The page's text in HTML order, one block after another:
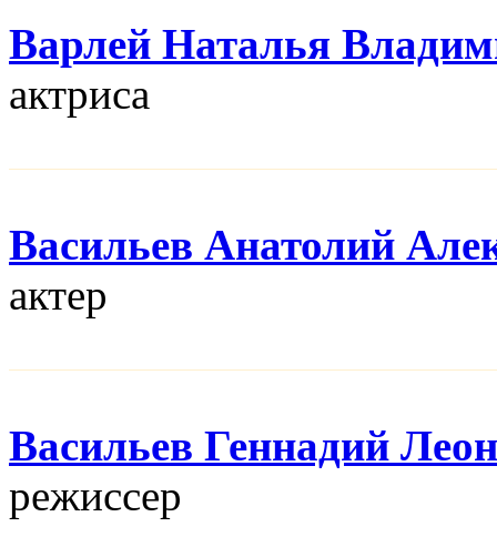
Варлей Наталья
актриса
Васильев Анатолий
актер
Васильев Геннадий
режисcер